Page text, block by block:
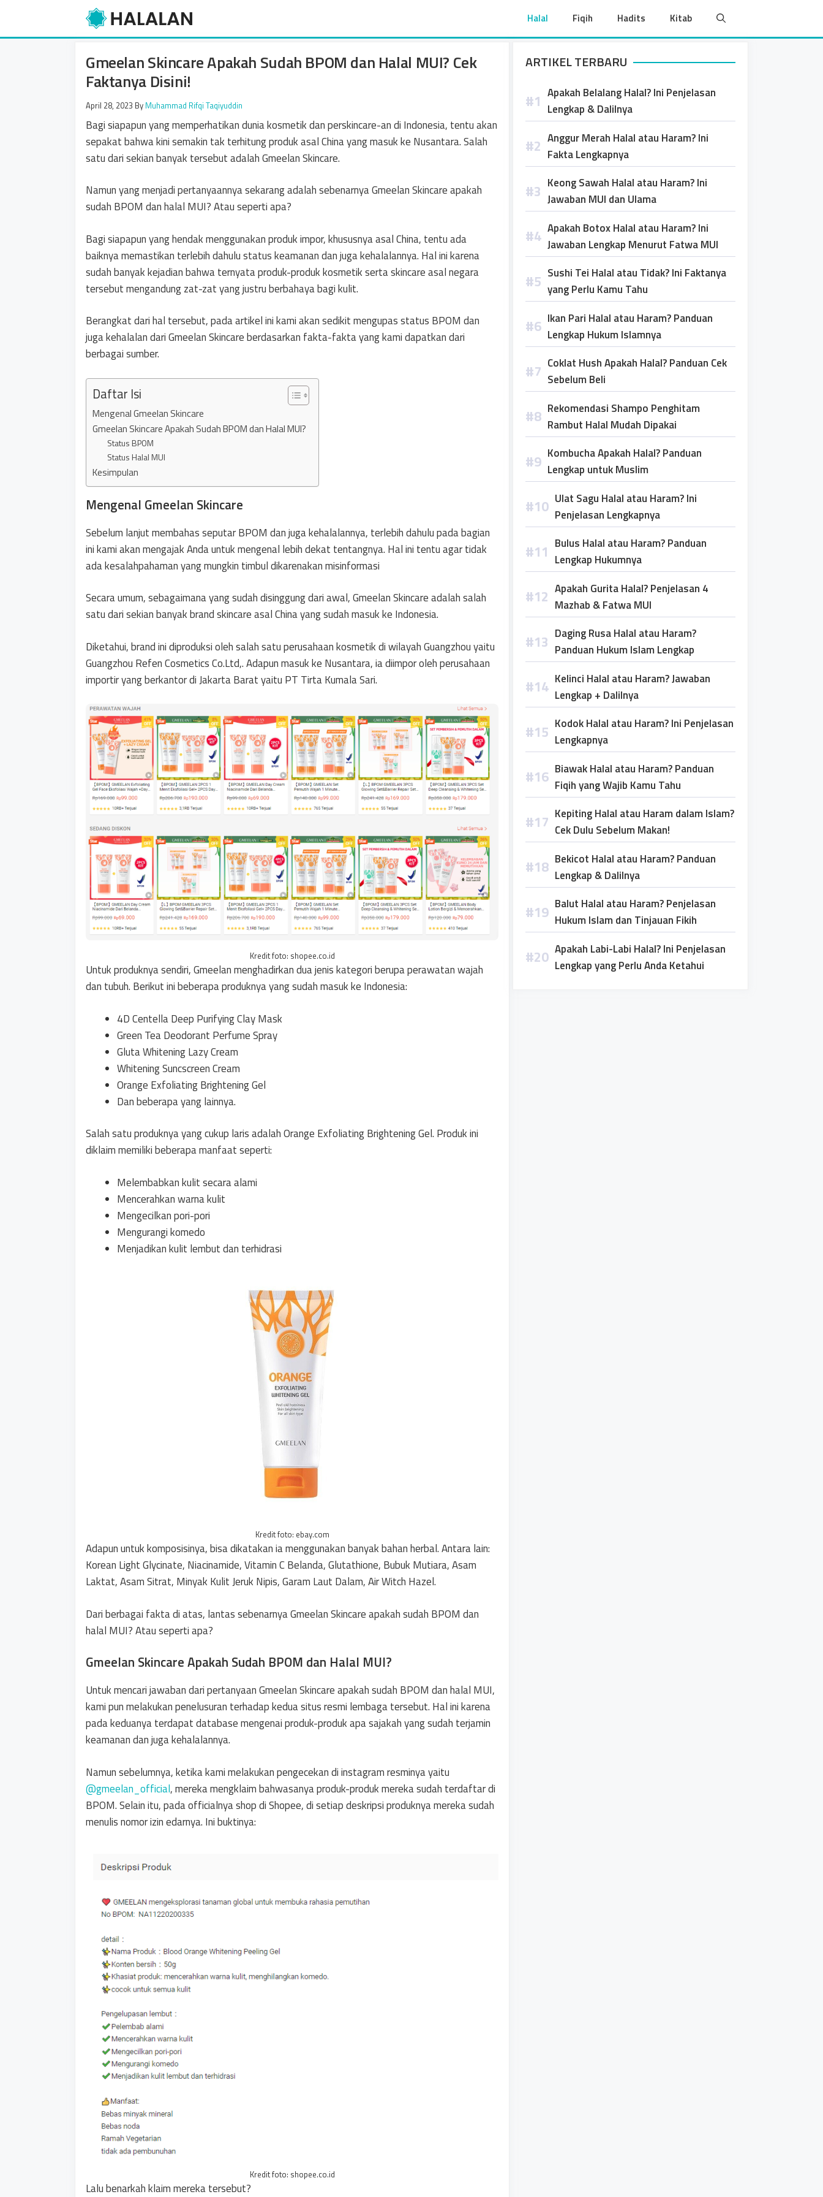
content
Halal Fiqih Hadits Kitab
Gmeelan Skincare Apakah Sudah BPOM dan Halal MUI? Cek
Faktanya Disini!
April 28, 2023 By Muhammad Rifqi Taqiyuddin
Bagi siapapun yang memperhatikan dunia kosmetik dan perskincare-an di Indonesia, tentu akan
sepakat bahwa kini semakin tak terhitung produk asal China yang masuk ke Nusantara. Salah
satu dari sekian banyak tersebut adalah Gmeelan Skincare.
Namun yang menjadi pertanyaannya sekarang adalah sebenarnya Gmeelan Skincare apakah
sudah BPOM dan halal MUI? Atau seperti apa?
Bagi siapapun yang hendak menggunakan produk impor, khususnya asal China, tentu ada
baiknya memastikan terlebih dahulu status keamanan dan juga kehalalannya. Hal ini karena
sudah banyak kejadian bahwa ternyata produk-produk kosmetik serta skincare asal negara
tersebut mengandung zat-zat yang justru berbahaya bagi kulit.
Berangkat dari hal tersebut, pada artikel ini kami akan sedikit mengupas status BPOM dan
juga kehalalan dari Gmeelan Skincare berdasarkan fakta-fakta yang kami dapatkan dari
berbagai sumber.
Daftar Isi
Mengenal Gmeelan Skincare
Gmeelan Skincare Apakah Sudah BPOM dan Halal MUI?
Status BPOM
Status Halal MUI
Kesimpulan
Mengenal Gmeelan Skincare
Sebelum lanjut membahas seputar BPOM dan juga kehalalannya, terlebih dahulu pada bagian
ini kami akan mengajak Anda untuk mengenal lebih dekat tentangnya. Hal ini tentu agar tidak
ada kesalahpahaman yang mungkin timbul dikarenakan misinformasi
Secara umum, sebagaimana yang sudah disinggung dari awal, Gmeelan Skincare adalah salah
satu dari sekian banyak brand skincare asal China yang sudah masuk ke Indonesia.
Diketahui, brand ini diproduksi oleh salah satu perusahaan kosmetik di wilayah Guangzhou yaitu
Guangzhou Refen Cosmetics Co.Ltd,. Adapun masuk ke Nusantara, ia diimpor oleh perusahaan
importir yang berkantor di Jakarta Barat yaitu PT Tirta Kumala Sari.
Kredit foto: shopee.co.id
Untuk produknya sendiri, Gmeelan menghadirkan dua jenis kategori berupa perawatan wajah
dan tubuh. Berikut ini beberapa produknya yang sudah masuk ke Indonesia:
4D Centella Deep Purifying Clay Mask
Green Tea Deodorant Perfume Spray
Gluta Whitening Lazy Cream
Whitening Suncscreen Cream
Orange Exfoliating Brightening Gel
Dan beberapa yang lainnya.
Salah satu produknya yang cukup laris adalah Orange Exfoliating Brightening Gel. Produk ini
diklaim memiliki beberapa manfaat seperti:
Melembabkan kulit secara alami
Mencerahkan warna kulit
Mengecilkan pori-pori
Mengurangi komedo
Menjadikan kulit lembut dan terhidrasi
Kredit foto: ebay.com
Adapun untuk komposisinya, bisa dikatakan ia menggunakan banyak bahan herbal. Antara lain:
Korean Light Glycinate, Niacinamide, Vitamin C Belanda, Glutathione, Bubuk Mutiara, Asam
Laktat, Asam Sitrat, Minyak Kulit Jeruk Nipis, Garam Laut Dalam, Air Witch Hazel.
Dari berbagai fakta di atas, lantas sebenarnya Gmeelan Skincare apakah sudah BPOM dan
halal MUI? Atau seperti apa?
Gmeelan Skincare Apakah Sudah BPOM dan Halal MUI?
Untuk mencari jawaban dari pertanyaan Gmeelan Skincare apakah sudah BPOM dan halal MUI,
kami pun melakukan penelusuran terhadap kedua situs resmi lembaga tersebut. Hal ini karena
pada keduanya terdapat database mengenai produk-produk apa sajakah yang sudah terjamin
keamanan dan juga kehalalannya.
Namun sebelumnya, ketika kami melakukan pengecekan di instagram resminya yaitu
@gmeelan_official, mereka mengklaim bahwasanya produk-produk mereka sudah terdaftar di
BPOM. Selain itu, pada officialnya shop di Shopee, di setiap deskripsi produknya mereka sudah
menulis nomor izin edarnya. Ini buktinya:
Kredit foto: shopee.co.id
Lalu benarkah klaim mereka tersebut?
ARTIKEL TERBARU
Apakah Belalang Halal? Ini Penjelasan
Lengkap & Dalilnya
Anggur Merah Halal atau Haram? Ini
Fakta Lengkapnya
Keong Sawah Halal atau Haram? Ini
Jawaban MUI dan Ulama
Apakah Botox Halal atau Haram? Ini
Jawaban Lengkap Menurut Fatwa MUI
Sushi Tei Halal atau Tidak? Ini Faktanya
yang Perlu Kamu Tahu
Ikan Pari Halal atau Haram? Panduan
Lengkap Hukum Islamnya
Coklat Hush Apakah Halal? Panduan Cek
Sebelum Beli
Rekomendasi Shampo Penghitam
Rambut Halal Mudah Dipakai
Kombucha Apakah Halal? Panduan
Lengkap untuk Muslim
Ulat Sagu Halal atau Haram? Ini
Penjelasan Lengkapnya
Bulus Halal atau Haram? Panduan
Lengkap Hukumnya
Apakah Gurita Halal? Penjelasan 4
Mazhab & Fatwa MUI
Daging Rusa Halal atau Haram?
Panduan Hukum Islam Lengkap
Kelinci Halal atau Haram? Jawaban
Lengkap + Dalilnya
Kodok Halal atau Haram? Ini Penjelasan
Lengkapnya
Biawak Halal atau Haram? Panduan
Fiqih yang Wajib Kamu Tahu
Kepiting Halal atau Haram dalam Islam?
Cek Dulu Sebelum Makan!
Bekicot Halal atau Haram? Panduan
Lengkap & Dalilnya
Balut Halal atau Haram? Penjelasan
Hukum Islam dan Tinjauan Fikih
Apakah Labi-Labi Halal? Ini Penjelasan
Lengkap yang Perlu Anda Ketahui